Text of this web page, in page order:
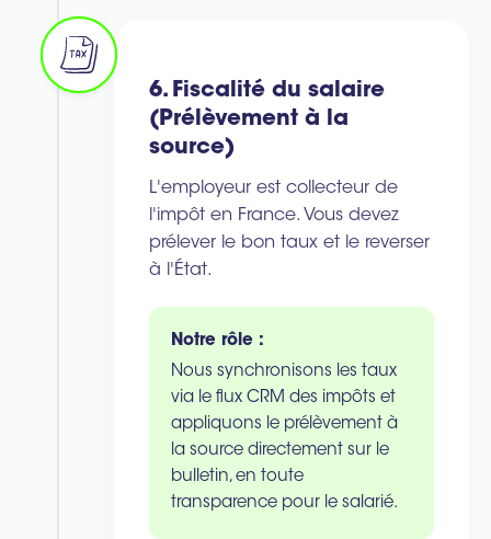
6. Fiscalité du salaire
(Prélèvement à la
source)
L'employeur est collecteur de
l'impôt en France. Vous devez
prélever le bon taux et le reverser
à l'État.
Notre rôle :
Nous synchronisons les taux
via le flux CRM des impôts et
appliquons le prélèvement à
la source directement sur le
bulletin, en toute
transparence pour le salarié.